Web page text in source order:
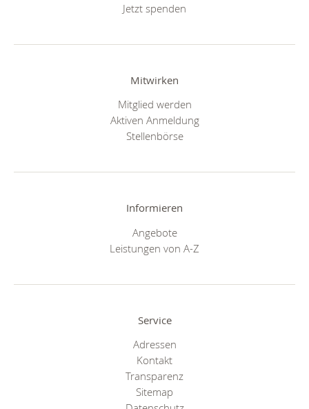
Jetzt spenden
Mitwirken
Mitglied werden
Aktiven Anmeldung
Stellenbörse
Informieren
Angebote
Leistungen von A-Z
Service
Adressen
Kontakt
Transparenz
Sitemap